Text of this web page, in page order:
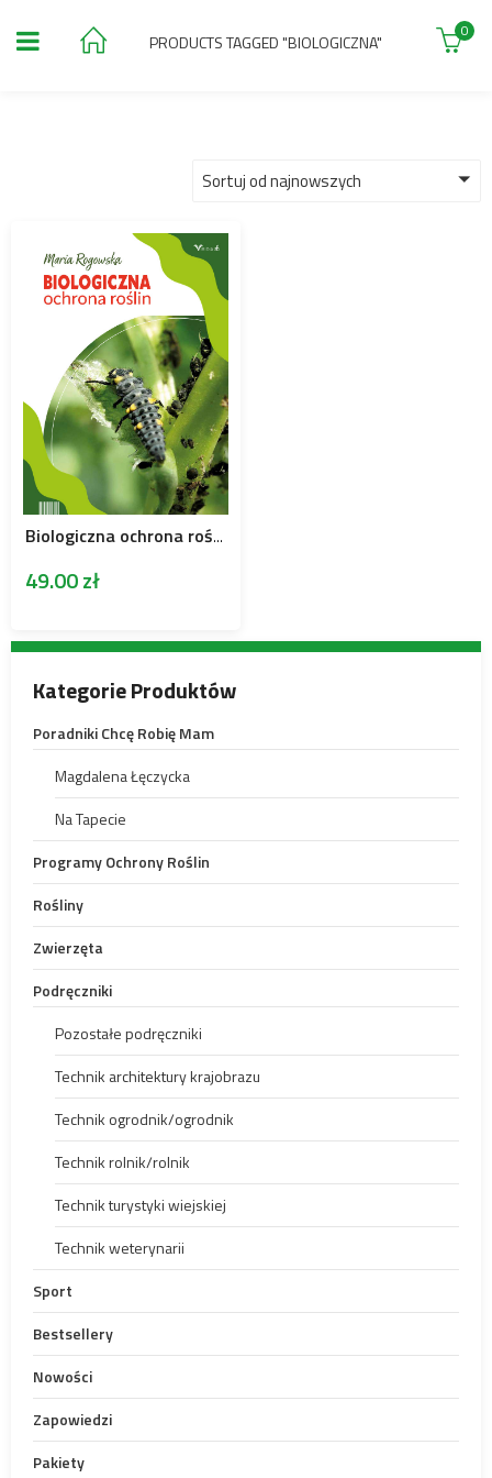
PRODUCTS TAGGED "BIOLOGICZNA"
0
Sortuj od najnowszych
Biologiczna ochrona roślin
49.00zł
Kategorie Produktów
Poradniki Chcę Robię Mam
Magdalena Łęczycka
Na Tapecie
Programy Ochrony Roślin
Rośliny
Zwierzęta
Podręczniki
Pozostałe podręczniki
Technik architektury krajobrazu
Technik ogrodnik/ogrodnik
Technik rolnik/rolnik
Technik turystyki wiejskiej
Technik weterynarii
Sport
Bestsellery
Nowości
Zapowiedzi
Pakiety